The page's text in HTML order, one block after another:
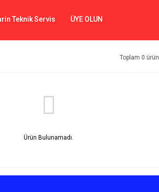
Teknik Servis ÜYE OLUN
Toplam 0 ürün
Ürün Bulunamadı.